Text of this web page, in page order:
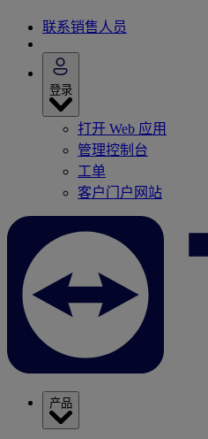
联系销售人员
登录
打开 Web 应用
管理控制台
工单
客户门户网站
产品